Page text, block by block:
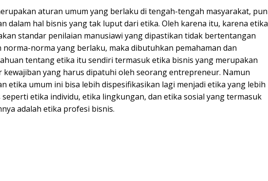
aturan umum yang berlaku di tengah-tengah masyarakat, pun
dalam hal bisnis yang tak luput dari etika. Oleh karena itu, karena etika
standar penilaian manusiawi yang dipastikan tidak bertentangan
norma-norma yang berlaku, maka dibutuhkan pemahaman dan
tentang etika itu sendiri termasuk etika bisnis yang merupakan
kewajiban yang harus dipatuhi oleh seorang entrepreneur. Namun
etika umum ini bisa lebih dispesifikasikan lagi menjadi etika yang lebih
seperti etika individu, etika lingkungan, dan etika sosial yang termasuk
adalah etika profesi bisnis.